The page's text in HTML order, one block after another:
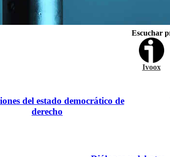
Escuchar
Ivoox
del estado democrático de
derecho